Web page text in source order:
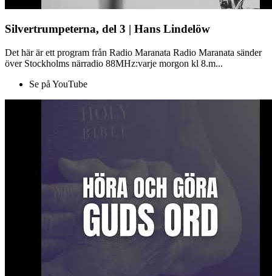
Silvertrumpeterna, del 3 | Hans Lindelöw
Det här är ett program från Radio Maranata Radio Maranata sänder
över Stockholms närradio 88MHz:varje morgon kl 8.m...
Se på YouTube